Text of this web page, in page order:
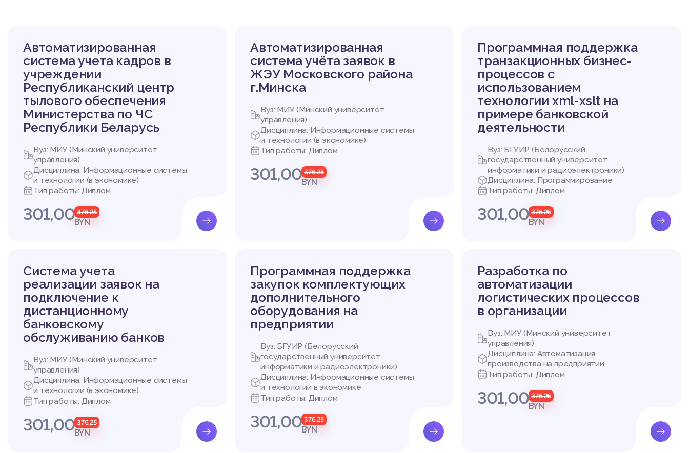
Автоматизированная
система учета кадров в
учреждении
Республиканский центр
тылового обеспечения
Министерства по ЧС
Республики Беларусь
Вуз: МИУ (Минский университет
управления)
Дисциплина: Информационные системы
и технологии (в экономике)
Тип работы: Диплом
301,00 376,25
BYN
Автоматизированная
система учёта заявок в
ЖЭУ Московского района
г.Минска
Вуз: МИУ (Минский университет
управления)
Дисциплина: Информационные системы
и технологии (в экономике)
Тип работы: Диплом
301,00 376,25
BYN
Программная поддержка
транзакционных бизнес-
процессов с
использованием
технологии xml-xslt на
примере банковской
деятельности
Вуз: БГУИР (Белорусский
государственный университет
информатики и радиоэлектроники)
Дисциплина: Программирование
Тип работы: Диплом
301,00 376,25
BYN
Система учета
реализации заявок на
подключение к
дистанционному
банковскому
обслуживанию банков
Вуз: МИУ (Минский университет
управления)
Дисциплина: Информационные системы
и технологии (в экономике)
Тип работы: Диплом
301,00 376,25
BYN
Программная поддержка
закупок комплектующих
дополнительного
оборудования на
предприятии
Вуз: БГУИР (Белорусский
государственный университет
информатики и радиоэлектроники)
Дисциплина: Информационные системы
и технологии в экономике
Тип работы: Диплом
301,00 376,25
BYN
Разработка по
автоматизации
логистических процессов
в организации
Вуз: МИУ (Минский университет
управления)
Дисциплина: Автоматизация
производства на предприятии
Тип работы: Диплом
301,00 376,25
BYN